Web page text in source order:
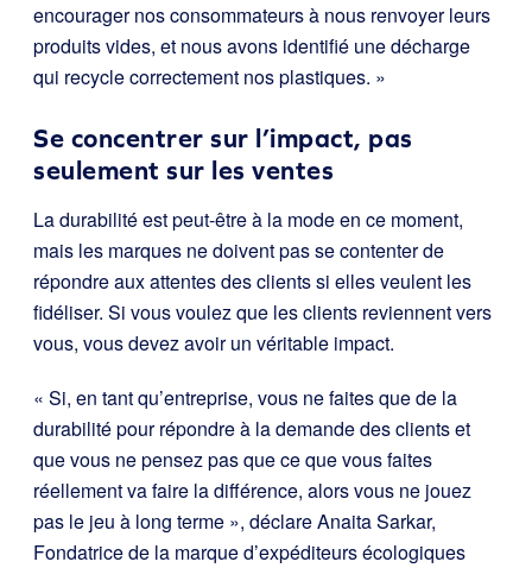
encourager nos consommateurs à nous renvoyer leurs
produits vides, et nous avons identifié une décharge
qui recycle correctement nos plastiques. »
Se concentrer sur l’impact, pas
seulement sur les ventes
La durabilité est peut-être à la mode en ce moment,
mais les marques ne doivent pas se contenter de
répondre aux attentes des clients si elles veulent les
fidéliser. Si vous voulez que les clients reviennent vers
vous, vous devez avoir un véritable impact.
« Si, en tant qu’entreprise, vous ne faites que de la
durabilité pour répondre à la demande des clients et
que vous ne pensez pas que ce que vous faites
réellement va faire la différence, alors vous ne jouez
pas le jeu à long terme », déclare Anaita Sarkar,
Fondatrice de la marque d’expéditeurs écologiques